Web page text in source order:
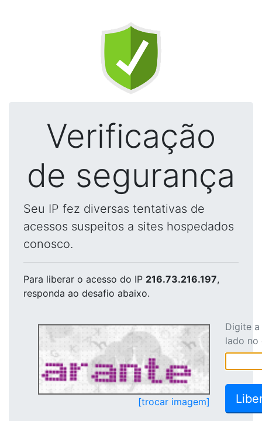
Verificação
de segurança
Seu IP fez diversas tentativas de
acessos suspeitos a sites hospedados
conosco.
Para liberar o acesso do IP 216.73.216.197,
responda ao desafio abaixo.
[trocar imagem]
Digite
lado no